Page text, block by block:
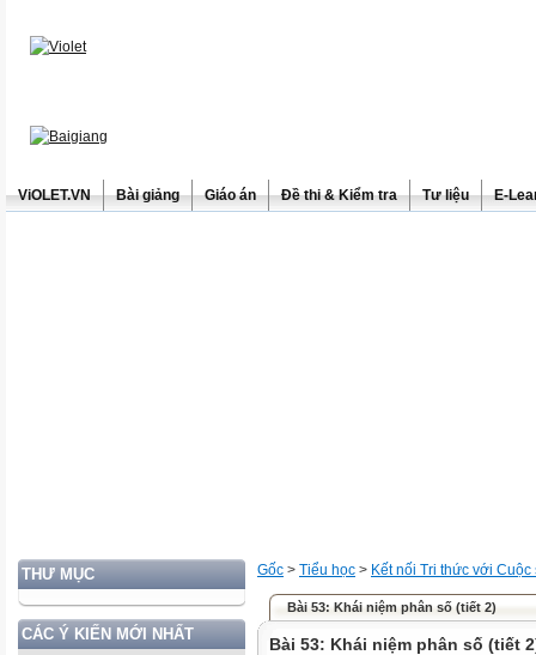
ViOLET.VN Bài giảng Giáo án Đề thi & Kiểm tra Tư liệu E-
THƯ MỤC
CÁC Ý KIẾN MỚI NHẤT
Gốc > Tiểu học > Kết nối Tri thức với Cuộc
Bài 53: Khái niệm phân số (tiết 2)
Bài 53: Khái niệm phân số (tiết